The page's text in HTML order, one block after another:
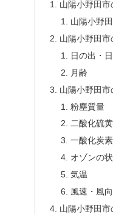
山陽小野田
山陽小野
山陽小野田市
日の出・
月齢
山陽小野田市
粉塵質量
二酸化硫
一酸化炭
オゾンの
気温
風速・風
山陽小野田